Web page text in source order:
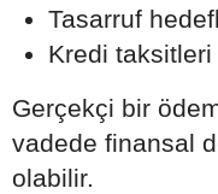
Tasarruf
Kredi taksitleri
Gerçekçi bir
vadede finansal
olabilir.